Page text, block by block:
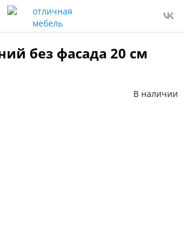
без фасада 20 см
В наличии